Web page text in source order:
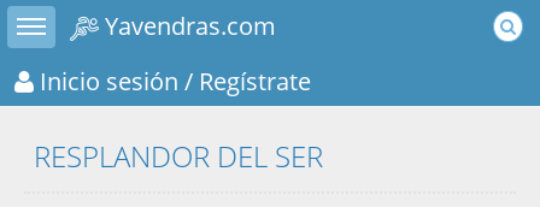
Toggle sidebar
Yavendras.com
Inicio sesión / Regístrate
RESPLANDOR DEL SER